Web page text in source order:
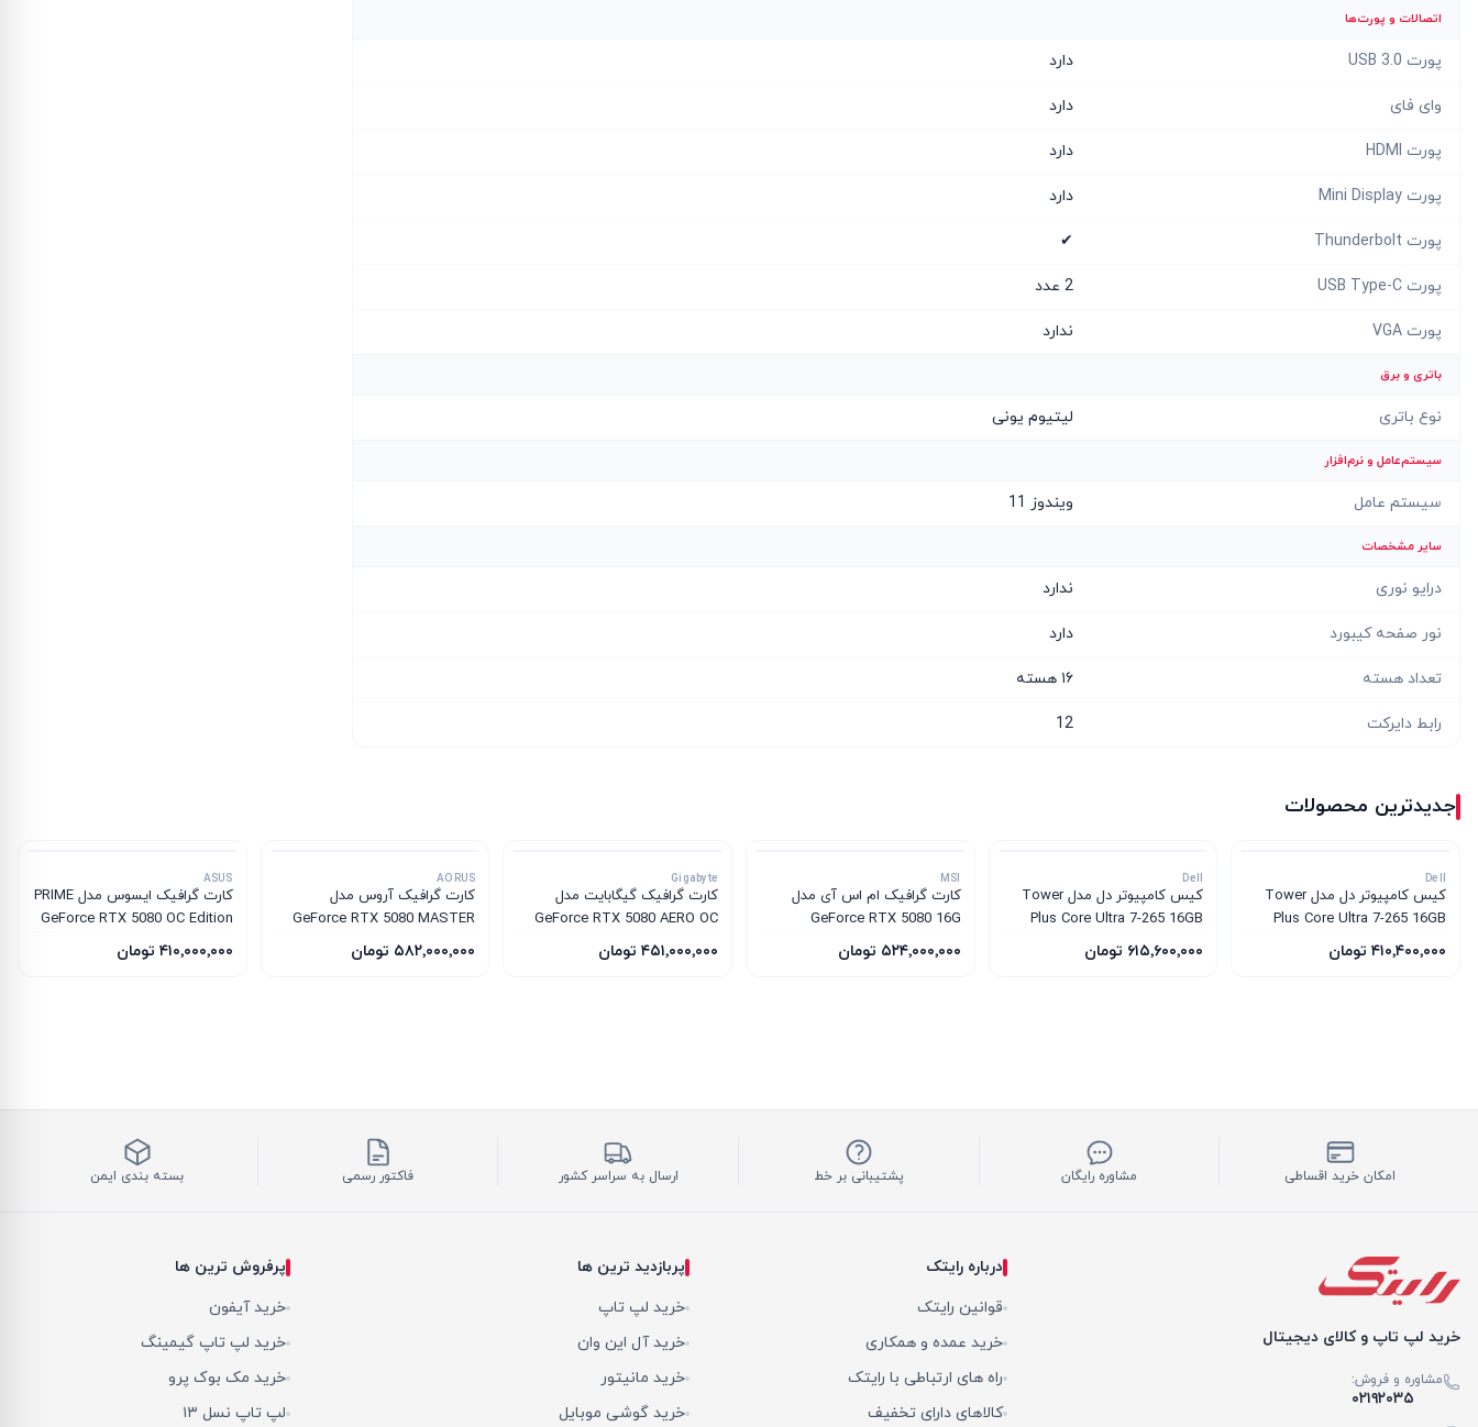
اتصالات و پورت‌ها
پورت USB 3.0 دارد
وای فای دارد
پورت HDMI دارد
پورت Mini Display دارد
پورت Thunderbolt ✔
پورت USB Type-C 2 عدد
پورت VGA ندارد
باتری و برق
نوع باتری لیتیوم یونی
سیستم‌عامل و نرم‌افزار
سیستم عامل ویندوز 11
سایر مشخصات
درایو نوری ندارد
نور صفحه کیبورد دارد
تعداد هسته ۱۶ هسته‌
رابط دایرکت 12
جدیدترین محصولات
Dell
کیس کامپیوتر دل مدل Tower
Plus Core Ultra 7-265 16GB
1TB SSD 8GB RTX 5060
۴۱۰٬۴۰۰٬۰۰۰ تومان
Dell
کیس کامپیوتر دل مدل Tower
Plus Core Ultra 7-265 16GB
1TB SSD 12GB RTX 5070
۶۱۵٬۶۰۰٬۰۰۰ تومان
MSI
کارت گرافیک ام‌ اس‌ آی مدل
GeForce RTX 5080 16G
INSPIRE 3X OC
۵۲۴٬۰۰۰٬۰۰۰ تومان
Gigabyte
کارت گرافیک گیگابایت مدل
GeForce RTX 5080 AERO OC
SFF 16G
۴۵۱٬۰۰۰٬۰۰۰ تومان
AORUS
کارت گرافیک آروس مدل
GeForce RTX 5080 MASTER
۵۸۲٬۰۰۰٬۰۰۰ تومان
ASUS
کارت گرافیک ایسوس مدل PRIME
GeForce RTX 5080 OC Edition
۴۱۰٬۰۰۰٬۰۰۰ تومان
امکان خرید اقساطی مشاوره رایگان پشتیبانی بر خط ارسال به سراسر کشور فاکتور رسمی بسته بندی ایمن
خرید لپ تاپ و کالای دیجیتال
مشاوره و فروش:
۰۲۱۹۲۰۳۵
درباره رایتک
قوانین رایتک
خرید عمده و همکاری
راه های ارتباطی با رایتک
کالاهای دارای تخفیف
پربازدید ترین ها
خرید لپ تاپ
خرید آل این وان
خرید مانیتور
خرید گوشی موبایل
پرفروش ترین ها
خرید آیفون
خرید لپ تاپ گیمینگ
خرید مک بوک پرو
لپ تاپ نسل ۱۳